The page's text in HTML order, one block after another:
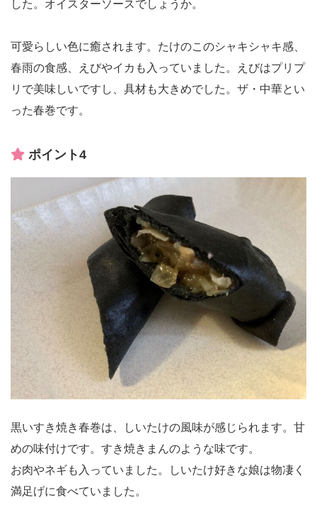
した。オイスターソースでしょうか。
可愛らしい色に癒されます。たけのこのシャキシャキ感、
春雨の食感、えびやイカも入っていました。えびはプリプ
リで美味しいですし、具材も大きめでした。ザ・中華とい
った春巻です。
ポイント4
黒いすき焼き春巻は、しいたけの風味が感じられます。甘
めの味付けです。すき焼きまんのような味です。
お肉やネギも入っていました。しいたけ好きな娘は物凄く
満足げに食べていました。